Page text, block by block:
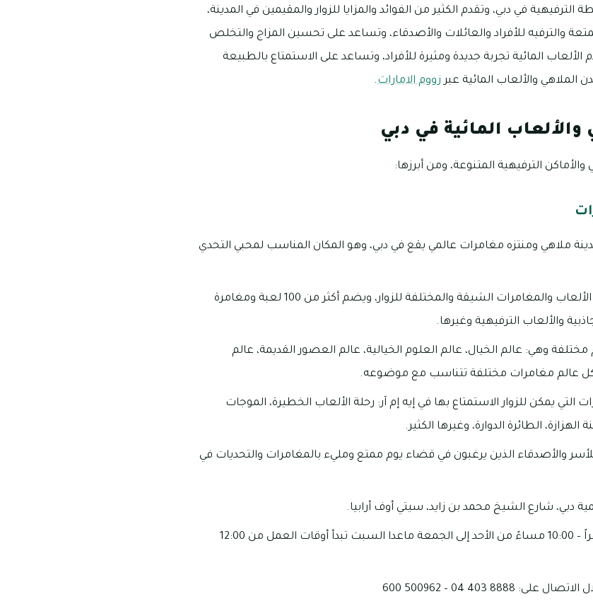
الترفيهية في دبي، وتقدم الكثير من الفوائد والمزايا للزوار والمقيمين في المدينة،
والترفيه للأفراد والعائلات والأصدقاء، وتساعد على تحسين المزاج والتخلص
المائية تجربة جديدة ومثيرة للأفراد، وتساعد على الاستمتاع بالطبيعة
الملاهي والألعاب المائية عبر زووم الامارات.
المائية في دبي
الترفيهية المتنوعة، ومن أبرزها:
مدينة ملاهي ومنتزه مغامرات عالمي يقع في دبي، وهو المكان المناسب لمحبي التحدي
يتميز إيه إم آر بتقديم العديد من الألعاب والمغامرات الشيقة والمختلفة للزوار، ويضم أكثر من 100 لعبة ومغامرة
والألعاب الترفيهية وغيرها.
وهي: عالم الخيال، عالم العلوم الخيالية، عالم العصور القديمة، عالم
كل عالم مغامرات مختلفة تتناسب مع موضوعه.
التي يمكن للزوار الاستمتاع بها في إيه إم آر: رحلة الألعاب الخطيرة، الموجات
الهزازة، الطائرة الدوارة، وغيرها الكثير.
للأسر والأصدقاء الذين يرغبون في قضاء يوم ممتع ومليء بالمغامرات والتحديات في
دبي، شارع الشيخ محمد بن زايد، سيتي أوف أرابيا.
تبدأ أوقات العمل من 12:00 ظهراً – 10:00 مساءً من الأحد إلى الجمعة ماعدا السبت تبدأ أوقات العمل من 12:00
403 04 – 500962 600